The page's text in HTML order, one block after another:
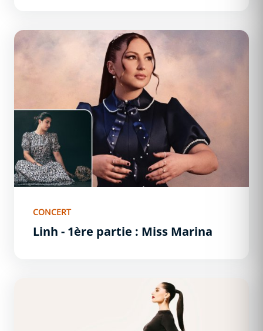
Linh - 1ère partie : Miss Marina
CONCERT
Linh - 1ère partie : Miss Marina